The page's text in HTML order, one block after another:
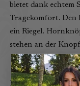
bietet dank echtem
Tragekomfort. Den
ein Riegel.
stehen an der